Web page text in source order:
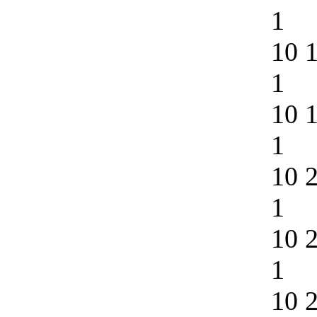
1
10
1
10
1
10
1
10
1
10